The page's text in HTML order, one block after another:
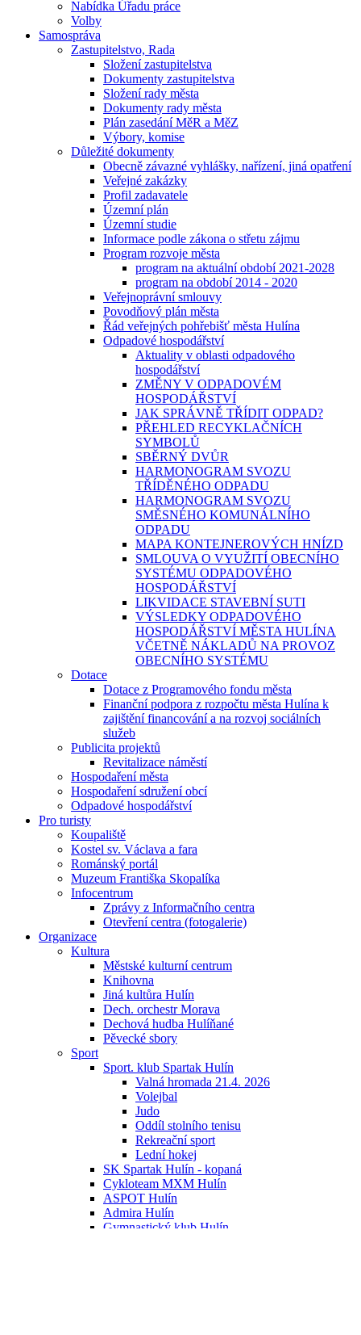
Nabídka Úřadu práce
Volby
Samospráva
Zastupitelstvo, Rada
Složení zastupitelstva
Dokumenty zastupitelstva
Složení rady města
Dokumenty rady města
Plán zasedání MěR a MěZ
Výbory, komise
Důležité dokumenty
Obecně závazné vyhlášky, nařízení, jiná opatření
Veřejné zakázky
Profil zadavatele
Územní plán
Územní studie
Informace podle zákona o střetu zájmu
Program rozvoje města
program na aktuální období 2021-2028
program na období 2014 - 2020
Veřejnoprávní smlouvy
Povodňový plán města
Řád veřejných pohřebišť města Hulína
Odpadové hospodářství
Aktuality v oblasti odpadového
hospodářství
ZMĚNY V ODPADOVÉM
HOSPODÁŘSTVÍ
JAK SPRÁVNĚ TŘÍDIT ODPAD?
PŘEHLED RECYKLAČNÍCH
SYMBOLŮ
SBĚRNÝ DVŮR
HARMONOGRAM SVOZU
TŘÍDĚNÉHO ODPADU
HARMONOGRAM SVOZU
SMĚSNÉHO KOMUNÁLNÍHO
ODPADU
MAPA KONTEJNEROVÝCH HNÍZD
SMLOUVA O VYUŽITÍ OBECNÍHO
SYSTÉMU ODPADOVÉHO
HOSPODÁŘSTVÍ
LIKVIDACE STAVEBNÍ SUTI
VÝSLEDKY ODPADOVÉHO
HOSPODÁŘSTVÍ MĚSTA HULÍNA
VČETNĚ NÁKLADŮ NA PROVOZ
OBECNÍHO SYSTÉMU
Dotace
Dotace z Programového fondu města
Finanční podpora z rozpočtu města Hulína k
zajištění financování a na rozvoj sociálních
služeb
Publicita projektů
Revitalizace náměstí
Hospodaření města
Hospodaření sdružení obcí
Odpadové hospodářství
Pro turisty
Koupaliště
Kostel sv. Václava a fara
Románský portál
Muzeum Františka Skopalíka
Infocentrum
Zprávy z Informačního centra
Otevření centra (fotogalerie)
Organizace
Kultura
Městské kulturní centrum
Knihovna
Jiná kultůra Hulín
Dech. orchestr Morava
Dechová hudba Hulíňané
Pěvecké sbory
Sport
Sport. klub Spartak Hulín
Valná hromada 21.4. 2026
Volejbal
Judo
Oddíl stolního tenisu
Rekreační sport
Lední hokej
SK Spartak Hulín - kopaná
Cykloteam MXM Hulín
ASPOT Hulín
Admira Hulín
Gymnastický klub Hulín